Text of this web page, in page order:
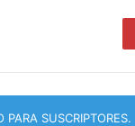
PARA SUSCRIPTORES.